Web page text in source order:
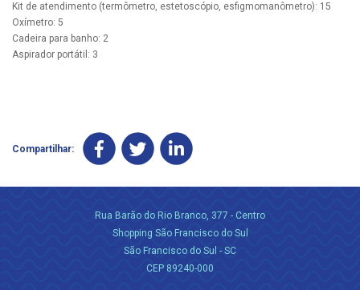
Kit de atendimento (termômetro, estetoscópio, esfigmomanômetro): 15
Oxímetro: 5
Cadeira para banho: 2
Aspirador portátil: 3
Compartilhar:
Rua Barão do Rio Branco, 377 - Centro
Shopping São Francisco do Sul
São Francisco do Sul - SC
CEP 89240-000